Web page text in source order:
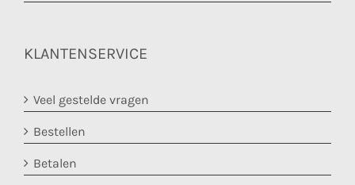
KLANTENSERVICE
Veel gestelde vragen
Bestellen
Betalen